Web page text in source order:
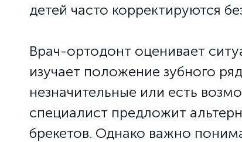
детей часто корректируются
Врач-ортодонт оценивает
изучает положение зубного
незначительные или есть
специалист предложит
брекетов. Однако важно